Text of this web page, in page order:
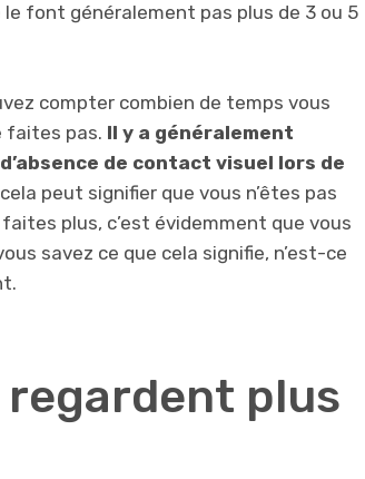
font généralement pas plus de 3 ou 5
compter combien de temps vous
faites pas. Il y a généralement
de contact visuel lors de
peut signifier que vous n’êtes pas
plus, c’est évidemment que vous
savez ce que cela signifie, n’est-ce
regardent plus